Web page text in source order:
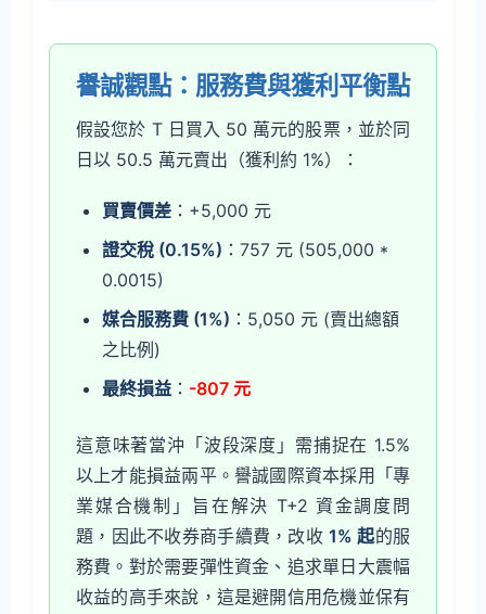
譽誠觀點：服務費與獲利平衡點
假設您於 T 日買入 50 萬元的股票，並於同
日以 50.5 萬元賣出（獲利約 1%）：
買賣價差 ：+5,000 元
證交稅 (0.15%) ：757 元 (505,000 *
0.0015)
媒合服務費 (1%) ：5,050 元 (賣出總額
之比例)
最終損益 ： -807 元
這意味著當沖「波段深度」需捕捉在 1.5%
以上才能損益兩平。譽誠國際資本採用「專
業媒合機制」旨在解決 T+2 資金調度問
題，因此不收券商手續費，改收1% 起的服
務費。對於需要彈性資金、追求單日大震幅
收益的高手來說，這是避開信用危機並保有